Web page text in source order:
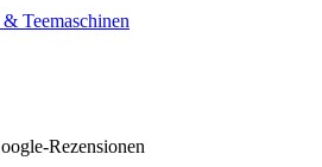
Teemaschinen
Rezensionen